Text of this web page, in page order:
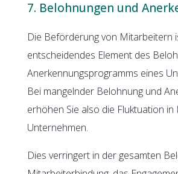
7. Belohnungen und
Die Beförderung von Mitarbeitern
entscheidendes Element des
Anerkennungsprogramms eines
Bei mangelnder Belohnung und
erhöhen Sie also die Fluktuation in
Unternehmen.
Dies verringert in der gesamten